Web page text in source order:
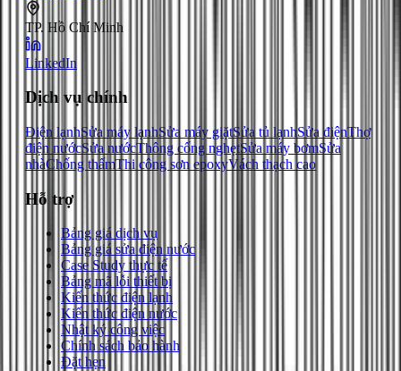
TP. Hồ Chí Minh
LinkedIn
Dịch vụ chính
Điện lạnhSửa máy lạnhSửa máy giặtSửa tủ lạnhSửa điệnThợ
điện nướcSửa nướcThông cống nghẹtSửa máy bơmSửa
nhàChống thấmThi công sơn epoxyVách thạch cao
Hỗ trợ
Bảng giá dịch vụ
Bảng giá sửa điện nước
Case Study thực tế
Bảng mã lỗi thiết bị
Kiến thức điện lạnh
Kiến thức điện nước
Nhật ký công việc
Chính sách bảo hành
Đặt hẹn